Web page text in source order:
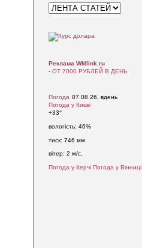
Реклама WMlink.ru
- ОТ 7000 РУБЛЕЙ В ДЕНЬ
Погода 07.08.26, вдень
Погода у Києві
+33°
вологість: 46%
тиск: 746 мм
вітер: 2 м/с,
Погода у Керчі Погода у Вінниці